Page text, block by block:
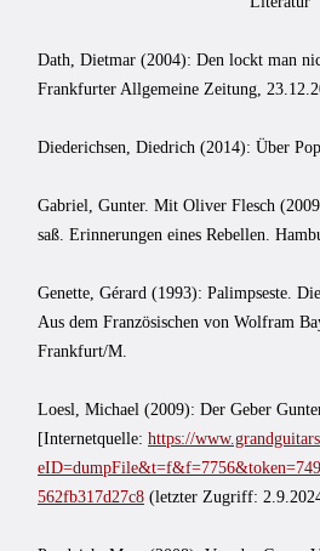
Dath, Dietmar (2004): Den lockt man
Frankfurter Allgemeine Zeitung,
Diederichsen, Diedrich (2014): Über
Gabriel, Gunter. Mit Oliver Flesch
saß. Erinnerungen eines Rebellen.
Genette, Gérard (1993): Palimpseste.
Aus dem Französischen von Wolfram
Frankfurt/M.
Loesl, Michael (2009): Der Geber
[Internetquelle: https://
562fb317d27c8 (letzter Zugriff: